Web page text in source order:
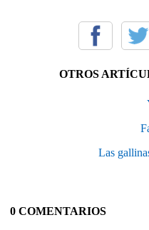
OTROS
Las
0 COMENTARIOS